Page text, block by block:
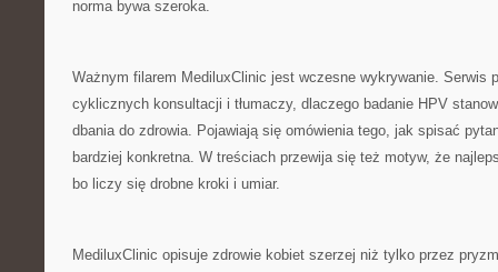
norma bywa szeroka.
Ważnym filarem MediluxClinic jest wczesne wykrywanie. Serwis
cyklicznych konsultacji i tłumaczy, dlaczego badanie HPV
dbania do zdrowia. Pojawiają się omówienia tego, jak spisać
bardziej konkretna. W treściach przewija się też motyw, że
bo liczy się drobne kroki i umiar.
MediluxClinic opisuje zdrowie kobiet szerzej niż tylko przez